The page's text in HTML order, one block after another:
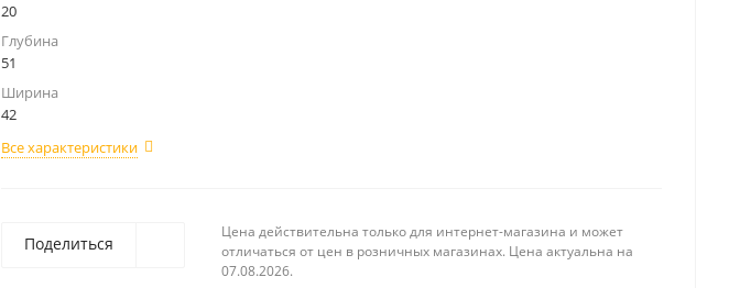
20
Глубина
51
Ширина
42
Все характеристики
Поделиться
Цена действительна только для интернет-магазина и может
отличаться от цен в розничных магазинах. Цена актуальна на
07.08.2026.